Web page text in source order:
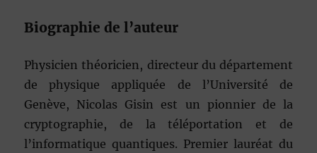
Biographie de l’auteur
Physicien théoricien, directeur du département
de physique appliquée de l’Université de
Genève, Nicolas Gisin est un pionnier de la
cryptographie, de la téléportation et de
l’informatique quantiques. Premier lauréat du